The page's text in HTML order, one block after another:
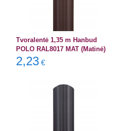
Tvoralentė 1,35 m Hanbud
POLO RAL8017 MAT (Matinė)
2,23 €